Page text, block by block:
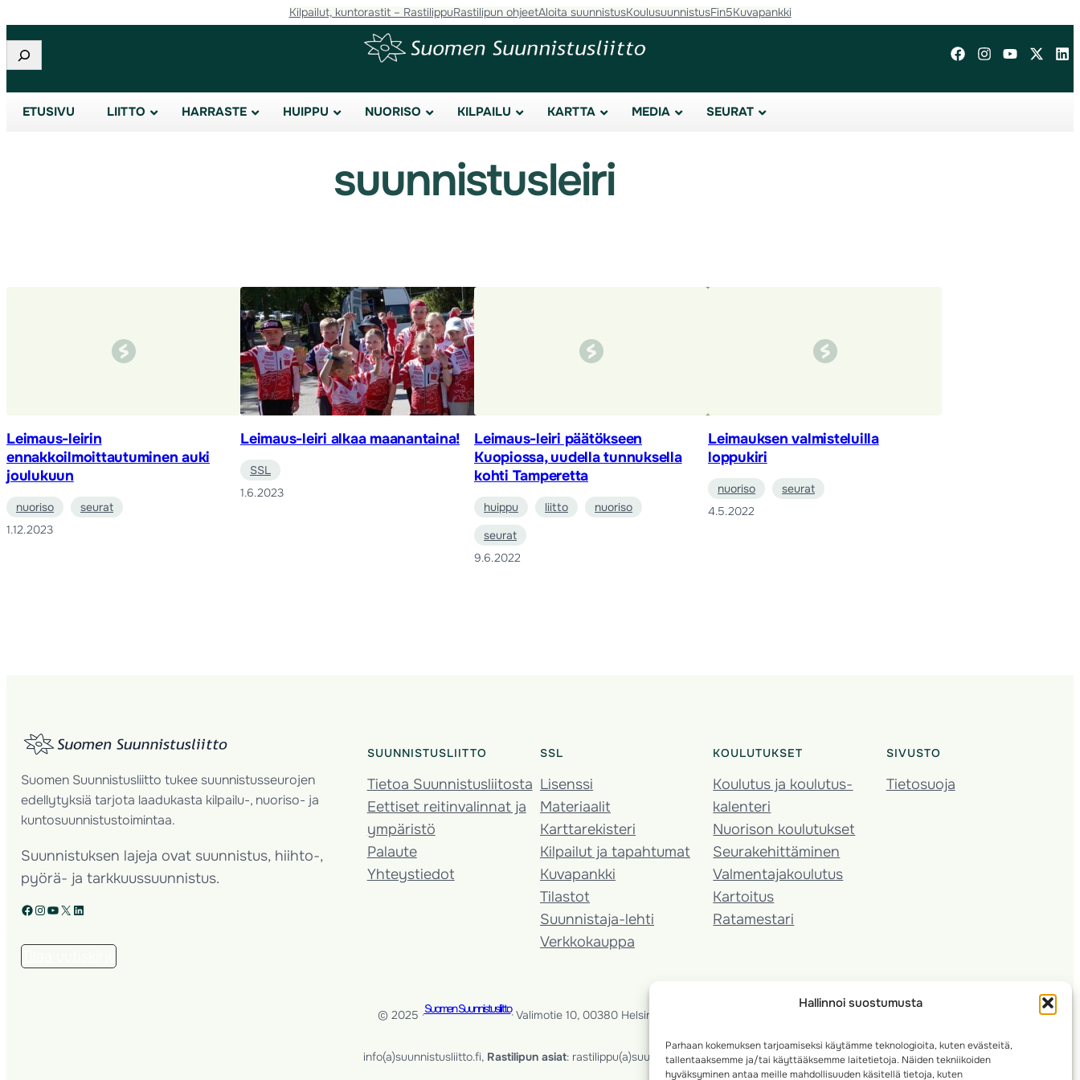
Hallinnoi suostumusta
Parhaan kokemuksen tarjoamiseksi käytämme teknologioita, kuten evästeitä,
tallentaaksemme ja/tai käyttääksemme laitetietoja. Näiden tekniikoiden
hyväksyminen antaa meille mahdollisuuden käsitellä tietoja, kuten
sisältöön
Kilpailut, kuntorastit – RastilippuRastilipun ohjeetAloita suunnistusKoulusuunnistusFin5Kuvapankki
Etsi
ETUSIVU LIITTO HARRASTE HUIPPU NUORISO KILPAILU KARTTA MEDIA SEURAT
suunnistusleiri
Leimaus-leirin
ennakkoilmoittautuminen auki
joulukuun
nuoriso
seurat
1.12.2023
Leimaus-leiri alkaa maanantaina!
SSL
1.6.2023
Leimaus-leiri päätökseen
Kuopiossa, uudella tunnuksella
kohti Tamperetta
huippu liitto
nuoriso
seurat
9.6.2022
Leimauksen valmisteluilla
loppukiri
nuoriso
seurat
4.5.2022
Suomen Suunnistusliitto tukee suunnistusseurojen
edellytyksiä tarjota laadukasta kilpailu-, nuoriso- ja
kuntosuunnistustoimintaa.
Suunnistuksen lajeja ovat suunnistus, hiihto-,
pyörä- ja tarkkuussuunnistus.
Facebook Instagram YouTube X LinkedIn
SUUNNISTUSLIITTO
Tietoa Suunnistusliitosta
Eettiset reitinvalinnat ja
ympäristö
Palaute
Yhteystiedot
SSL
Lisenssi
Materiaalit
Karttarekisteri
Kilpailut ja tapahtumat
Kuvapankki
Tilastot
Suunnistaja-lehti
Verkkokauppa
KOULUTUKSET
Koulutus ja koulutus­
kalenteri
Nuorison koulutukset
Seura­kehittäminen
Valmentaja­koulutus
Kartoitus
Ratamestari
SIVUSTO
Tietosuoja
© 2025 ·Suomen Suunnistusliitto· Valimotie 10, 00380 Helsinki, Finland
info(a)suunnistusliitto.fi, Rastilipun asiat: rastilippu(a)suunnistusliitto.fi